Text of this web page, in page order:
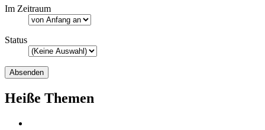
Im Zeitraum
Status
Heiße Themen